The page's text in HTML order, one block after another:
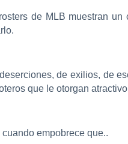
de MLB muestran
de exilios, de
que le otorgan
empobrece que..